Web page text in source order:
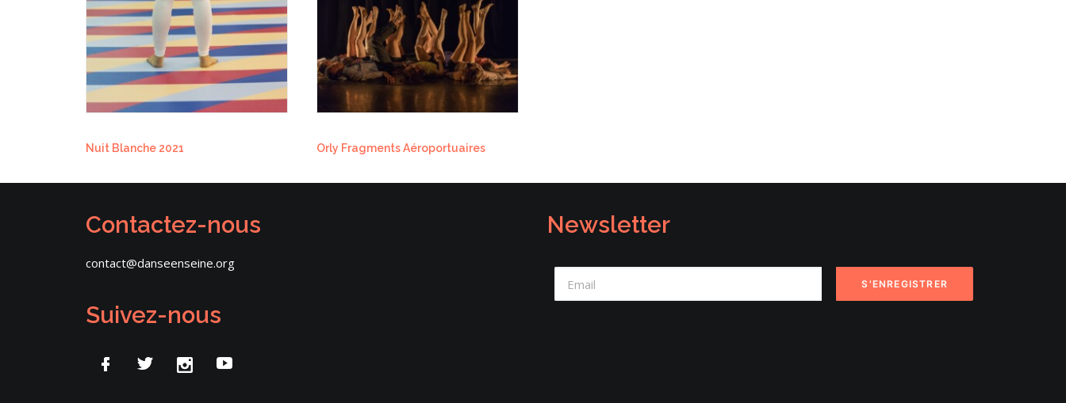
Nuit Blanche 2021 Orly Fragments Aéroportuaires
Contactez-nous
contact@danseenseine.org
Suivez-nous
Newsletter